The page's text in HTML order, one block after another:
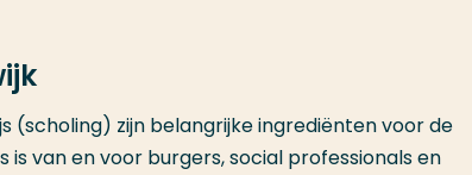
(scholing) zijn belangrijke ingrediënten voor de
van en voor burgers, social professionals en